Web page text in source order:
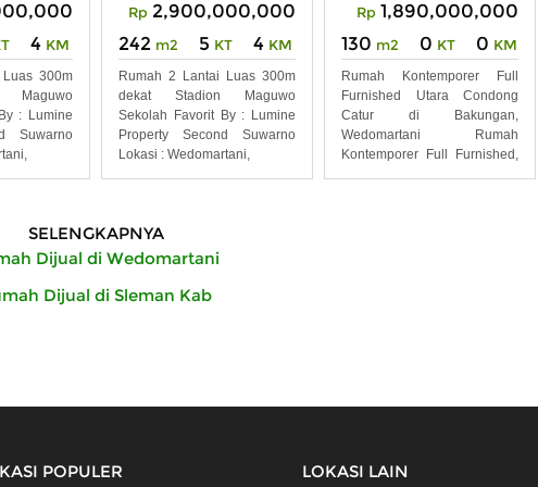
4 KM
300m
Maguwo
: Lumine
Suwarno
Rp 2,900,000,000
242 m2 5 KT 4 KM
Rumah 2 Lantai Luas 300m
dekat Stadion Maguwo
Sekolah Favorit By : Lumine
Property Second Suwarno
Lokasi : Wedomartani,
Rp 1,890,000,000
130 m2 0 KT 0 KM
Rumah Kontemporer Full
Furnished Utara Condong
Catur di Bakungan,
Wedomartani Rumah
Kontemporer Full Furnished,
SELENGKAPNYA
Dijual di Wedomartani
Dijual di Sleman Kab
POPULER LOKASI LAIN